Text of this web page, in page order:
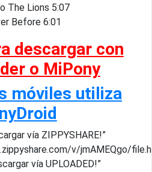
The Lions 5:07
Before 6:01
descargar con
o MiPony
móviles utiliza
vía ZIPPYSHARE!”
v/jmAMEQgo/
vía UPLOADED!”